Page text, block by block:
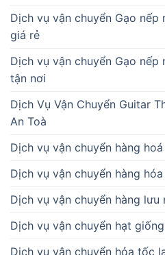
Dịch vụ vận chuyển Gạo nếp
giá rẻ
Dịch vụ vận chuyển Gạo nếp
tận nơi
Dịch Vụ Vận Chuyển Guitar
An Toà
Dịch vụ vận chuyển hàng
Dịch vụ vận chuyển hàng
Dịch vụ vận chuyển hàng lưu
Dịch vụ vận chuyển hạt
Dịch vụ vận chuyển hỏa tốc